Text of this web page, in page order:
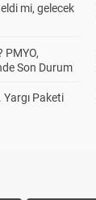
mi, gelecek
PMYO,
Son Durum
Yargı Paketi